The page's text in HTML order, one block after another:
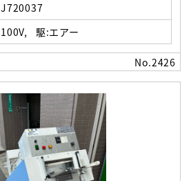
J720037
100V 駆:エアー
No.2426